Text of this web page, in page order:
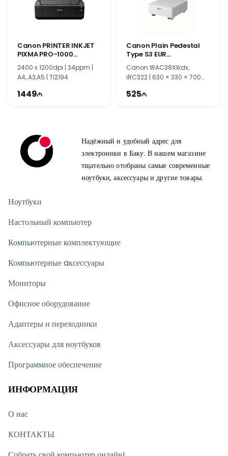
Canon PRINTER INKJET
PIXMA PRO-1000
0608C009AD
2400 x 1200dpi | 34ppm |
A4, A3,A5 | TI2194
1449
Canon Plain Pedestal
Type S3 EUR
5545C001AA
Canon IRAC38XXidx,
iRC322 | 630 × 330 × 700
525
Надёжный и удобный адрес для
электроники в Баку. В нашем магазине
тщательно отобраны самые современные
ноутбуки, аксессуары и другие товары.
Ноутбуки
Настольный компьютер
Компьютерные комплектующие
Компьютерные aксессуары
Мониторы
Офисное оборудование
Адаптеры и переходники
Аксессуары для ноутбуков
Программное обеспечение
ИНФОРМАЦИЯ
О нас
КОНТАКТЫ